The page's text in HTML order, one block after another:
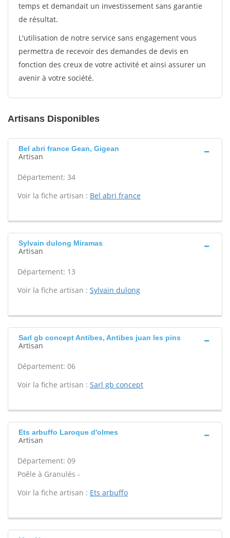
temps et demandait un investissement sans garantie
de résultat.
L'utilisation de notre service sans engagement vous
permettra de recevoir des demandes de devis en
fonction des creux de votre activité et ainsi assurer un
avenir à votre société.
Artisans Disponibles
Bel abri france Gean, Gigean
Artisan
Département: 34
Voir la fiche artisan : Bel abri france
Sylvain dulong Miramas
Artisan
Département: 13
Voir la fiche artisan : Sylvain dulong
Sarl gb concept Antibes, Antibes juan les pins
Artisan
Département: 06
Voir la fiche artisan : Sarl gb concept
Ets arbuffo Laroque d'olmes
Artisan
Département: 09
Poêle à Granulés -
Voir la fiche artisan : Ets arbuffo